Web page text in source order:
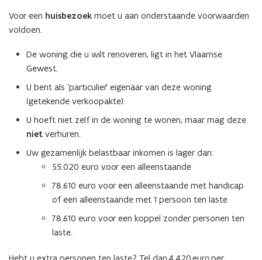
Voor een huisbezoek moet u aan onderstaande voorwaarden
voldoen.
De woning die u wilt renoveren, ligt in het Vlaamse
Gewest.
U bent als ‘particulier’ eigenaar van deze woning
(getekende verkoopakte).
U hoeft niet zelf in de woning te wonen, maar mag deze
niet verhuren.
Uw gezamenlijk belastbaar inkomen is lager dan:
55.020 euro voor een alleenstaande
78.610 euro voor een alleenstaande met handicap
of een alleenstaande met 1 persoon ten laste
78.610 euro voor een koppel zonder personen ten
laste.